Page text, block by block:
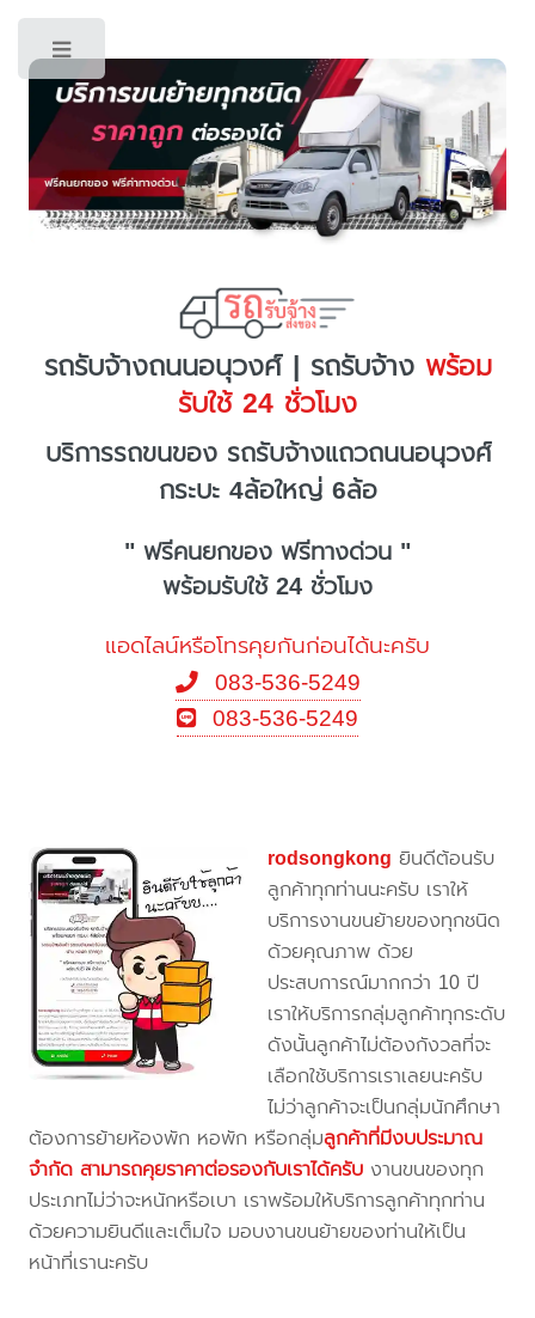
รถรับจ้างถนนอนุวงศ์ | รถรับจ้างพร้อม
รับใช้ 24 ชั่วโมง
บริการรถขนของ รถรับจ้างแถวถนนอนุวงศ์
กระบะ 4ล้อใหญ่ 6ล้อ
" ฟรีคนยกของ ฟรีทางด่วน "
พร้อมรับใช้ 24 ชั่วโมง
แอดไลน์หรือโทรคุยกันก่อนได้นะครับ
083-536-5249
083-536-5249
rodsongkong ยินดีต้อนรับ
ลูกค้าทุกท่านนะครับ เราให้
บริการงานขนย้ายของทุกชนิด
ด้วยคุณภาพ ด้วย
ประสบการณ์มากกว่า 10 ปี
เราให้บริการกลุ่มลูกค้าทุกระดับ
ดังนั้นลูกค้าไม่ต้องกังวลที่จะ
เลือกใช้บริการเราเลยนะครับ
ไม่ว่าลูกค้าจะเป็นกลุ่มนักศึกษา
ต้องการย้ายห้องพัก หอพัก หรือกลุ่มลูกค้าที่มีงบประมาณ
จำกัด สามารถคุยราคาต่อรองกับเราได้ครับ งานขนของทุก
ประเภทไม่ว่าจะหนักหรือเบา เราพร้อมให้บริการลูกค้าทุกท่าน
ด้วยความยินดีและเต็มใจ มอบงานขนย้ายของท่านให้เป็น
หน้าที่เรานะครับ
Toggle